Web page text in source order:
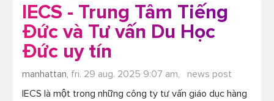
IECS - Trung Tâm Tiếng
Đức và Tư vấn Du Học
Đức uy tín
manhattan, fri. 29 aug. 2025 9:07 am,
news post
IECS là một trong những công ty tư vấn giáo dục hàng